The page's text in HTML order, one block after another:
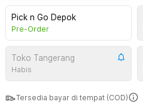
Pick n Go Depok
Pre-Order
Toko Tangerang
Habis
Tersedia bayar di tempat (COD)